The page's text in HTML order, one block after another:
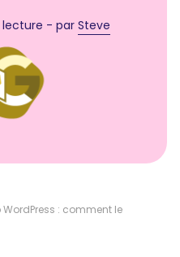
- par Steve
: comment le